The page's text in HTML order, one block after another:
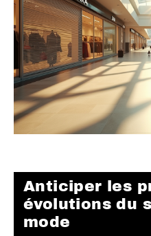
Anticiper les
évolutions du
mode